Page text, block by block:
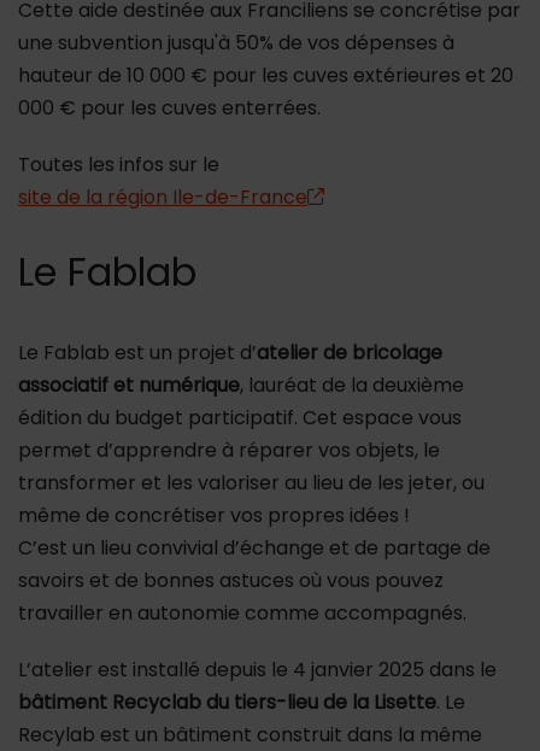
Cette aide destinée aux Franciliens se concrétise par
une subvention jusqu'à 50% de vos dépenses à
hauteur de 10 000 € pour les cuves extérieures et 20
000 € pour les cuves enterrées.
Toutes les infos sur le
site de la région Ile-de-France
Le Fablab
Le Fablab est un projet d’atelier de bricolage
associatif et numérique, lauréat de la deuxième
édition du budget participatif. Cet espace vous
permet d’apprendre à réparer vos objets, le
transformer et les valoriser au lieu de les jeter, ou
même de concrétiser vos propres idées !
C’est un lieu convivial d’échange et de partage de
savoirs et de bonnes astuces où vous pouvez
travailler en autonomie comme accompagnés.
L’atelier est installé depuis le 4 janvier 2025 dans le
bâtiment Recyclab du tiers-lieu de la Lisette. Le
Recylab est un bâtiment construit dans la même